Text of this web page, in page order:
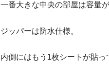
一番大きな中央の部屋は容量
ジッパーは防水仕様。
内側にはもう1枚シートが貼